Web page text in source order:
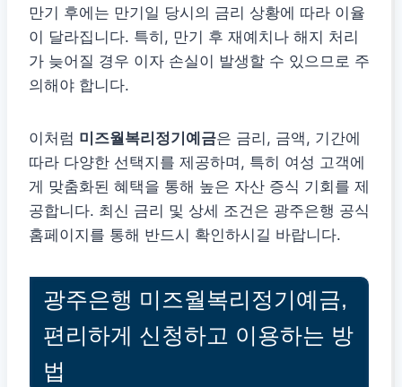
만기 후에는 만기일 당시의 금리 상황에 따라 이율
이 달라집니다. 특히, 만기 후 재예치나 해지 처리
가 늦어질 경우 이자 손실이 발생할 수 있으므로 주
의해야 합니다.
이처럼 미즈월복리정기예금은 금리, 금액, 기간에
따라 다양한 선택지를 제공하며, 특히 여성 고객에
게 맞춤화된 혜택을 통해 높은 자산 증식 기회를 제
공합니다. 최신 금리 및 상세 조건은 광주은행 공식
홈페이지를 통해 반드시 확인하시길 바랍니다.
광주은행 미즈월복리정기예금,
편리하게 신청하고 이용하는 방
법